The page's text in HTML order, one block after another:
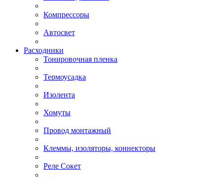
Компрессоры
Автосвет
Расходники
Тонировочная пленка
Термоусадка
Изолента
Хомуты
Провод монтажный
Клеммы, изоляторы, коннекторы
Реле Сокет